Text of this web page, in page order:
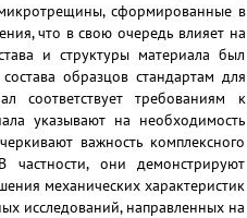
сформированные в
что в свою очередь влияет на
и структуры материала был
образцов стандартам для
соответствует требованиям к
указывают на необходимость
важность комплексного
частности, они демонстрируют
механических характеристик
исследований, направленных на